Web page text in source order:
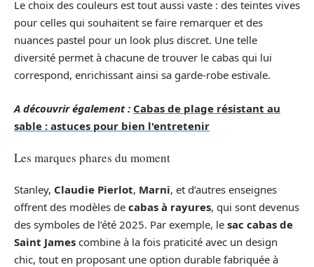
Le choix des couleurs est tout aussi vaste : des teintes vives
pour celles qui souhaitent se faire remarquer et des
nuances pastel pour un look plus discret. Une telle
diversité permet à chacune de trouver le cabas qui lui
correspond, enrichissant ainsi sa garde-robe estivale.
A découvrir également : Cabas de plage résistant au
sable : astuces pour bien l'entretenir
Les marques phares du moment
Stanley, Claudie Pierlot, Marni, et d’autres enseignes
offrent des modèles de cabas à rayures, qui sont devenus
des symboles de l’été 2025. Par exemple, le sac cabas de
Saint James combine à la fois praticité avec un design
chic, tout en proposant une option durable fabriquée à